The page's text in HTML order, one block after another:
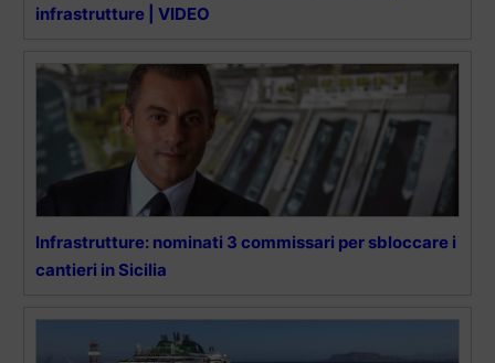
infrastrutture | VIDEO
Infrastrutture: nominati 3 commissari per sbloccare i
cantieri in Sicilia